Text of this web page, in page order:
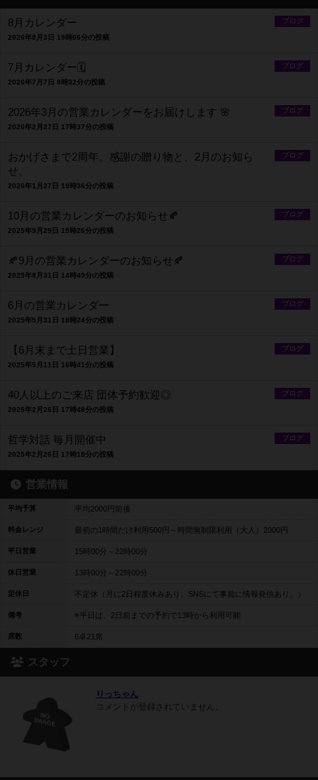
ブログ
8月カレンダー
2026年8月3日 19時06分の投稿
ブログ
7月カレンダー🗓️
2026年7月7日 8時32分の投稿
ブログ
2026年3月の営業カレンダーをお届けします 🌸
2026年2月27日 17時37分の投稿
ブログ
おかげさまで2周年。感謝の贈り物と、2月のお知ら
せ。
2026年1月27日 19時36分の投稿
ブログ
10月の営業カレンダーのお知らせ🍂
2025年9月29日 15時26分の投稿
ブログ
🍂9月の営業カレンダーのお知らせ🍂
2025年8月31日 14時49分の投稿
ブログ
6月の営業カレンダー
2025年5月31日 18時24分の投稿
ブログ
【6月末まで土日営業】
2025年5月11日 16時41分の投稿
ブログ
40人以上のご来店 団体予約歓迎◎
2025年2月26日 17時48分の投稿
ブログ
哲学対話 毎月開催中
2025年2月26日 17時18分の投稿
営業情報
平均予算 平均2000円前後
料金レンジ 最初の1時間だけ利用500円～時間無制限利用（大人）2000円
平日営業 15時00分～22時00分
休日営業 13時00分～22時00分
定休日 不定休（月に2日程度休みあり。SNSにて事前に情報発信あり。）
備考 ※平日は、2日前までの予約で13時から利用可能
席数 6卓21席
スタッフ
りっちゃん
コメントが登録されていません。